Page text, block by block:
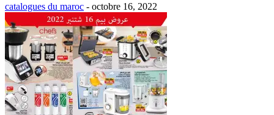
catalogues du maroc - octobre 16, 2022